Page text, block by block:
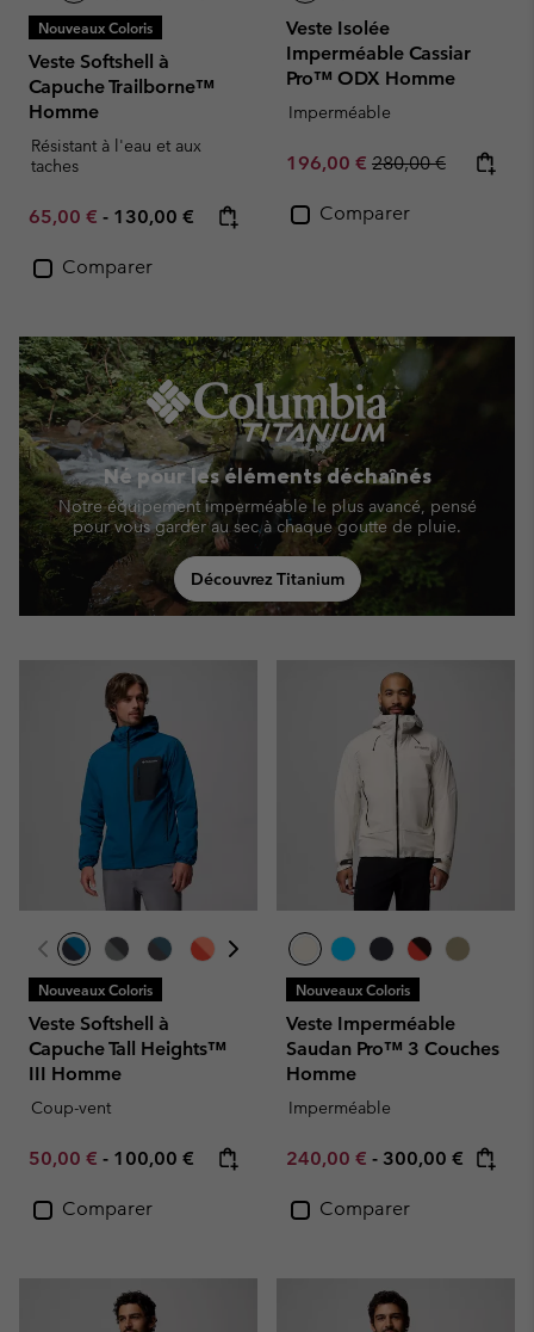
Nouveaux Coloris
Veste Softshell à
Capuche Trailborne™
Homme
Résistant à l'eau et aux
taches
Minimum sale price:
65,00 € - Maximum price:
130,00 €
Comparer
Veste Isolée
Imperméable Cassiar
Pro™ ODX Homme
Imperméable
Sale price:
196,00 € Regular price:
280,00 €
Comparer
Né pour les éléments déchaînés
Notre équipement imperméable le plus avancé, pensé
pour vous garder au sec à chaque goutte de pluie.
Découvrez Titanium
Nouveaux Coloris
Veste Softshell à
Capuche Tall Heights™
III Homme
Coup-vent
Minimum sale price:
50,00 € - Maximum price:
100,00 €
Comparer
Nouveaux Coloris
Veste Imperméable
Saudan Pro™ 3 Couches
Homme
Imperméable
Minimum sale price:
240,00 € - Maximum price:
300,00 €
Comparer